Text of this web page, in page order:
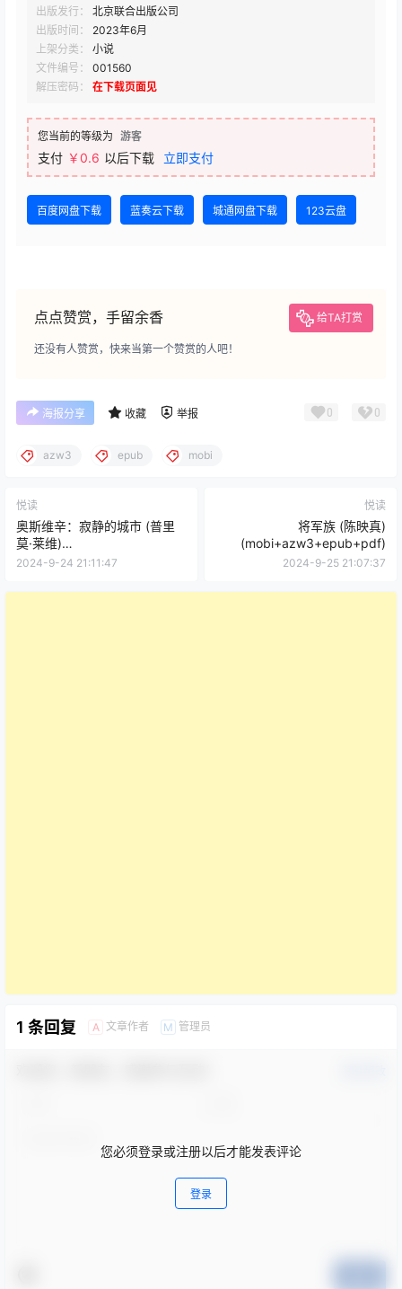
出版发行：
北京联合出版公司
出版时间：
2023年6月
上架分类：
小说
文件编号：
001560
解压密码：
在下载页面见
您当前的等级为 游客
支付 ￥0.6 以后下载 立即支付
百度网盘下载 蓝奏云下载 城通网盘下载 123云盘
点点赞赏，手留余香 给TA打赏
还没有人赞赏，快来当第一个赞赏的人吧！
海报分享 收藏 举报 0 0
azw3 epub mobi
悦读
奥斯维辛：寂静的城市 (普里
莫·莱维)
(mobi+azw3+epub+pdf)
2024-9-24 21:11:47
悦读
将军族 (陈映真)
(mobi+azw3+epub+pdf)
2024-9-25 21:07:37
1 条回复 A 文章作者 M 管理员
您必须登录或注册以后才能发表评论
登录